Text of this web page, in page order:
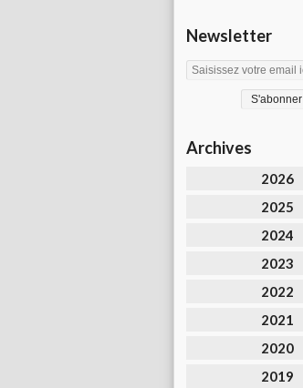
Newsletter
Archives
2026
2025
2024
2023
2022
2021
2020
2019